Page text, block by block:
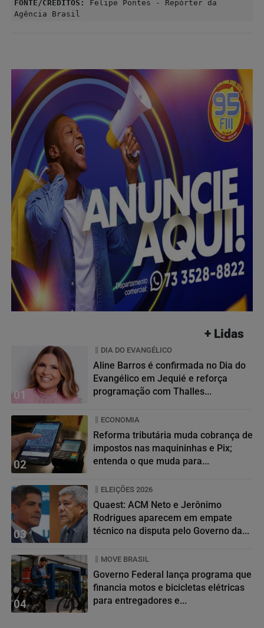
FONTE/CRÉDITOS:
Felipe Pontes - Repórter da
Agência Brasil
+ Lidas
01
DIA DO EVANGÉLICO
Aline Barros é confirmada no Dia do
Evangélico em Jequié e reforça
programação com Thalles...
02
ECONOMIA
Reforma tributária muda cobrança de
impostos nas maquininhas e Pix;
entenda o que muda para...
03
ELEIÇÕES 2026
Quaest: ACM Neto e Jerônimo
Rodrigues aparecem em empate
técnico na disputa pelo Governo da...
04
MOVE BRASIL
Governo Federal lança programa que
financia motos e bicicletas elétricas
para entregadores e...